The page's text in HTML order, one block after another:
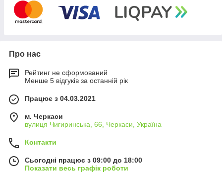
а також комплектуючі до них
Вулканізація (Стикування)конвеєрних стрічок
Гумування (футерування)
Про нас
Рейтинг не сформований
Менше 5 відгуків за останній рік
Працює з 04.03.2021
м. Черкаси
вулиця Чигиринська, 66, Черкаси, Україна
Контакти
Сьогодні працює з 09:00 до 18:00
Показати весь графік роботи